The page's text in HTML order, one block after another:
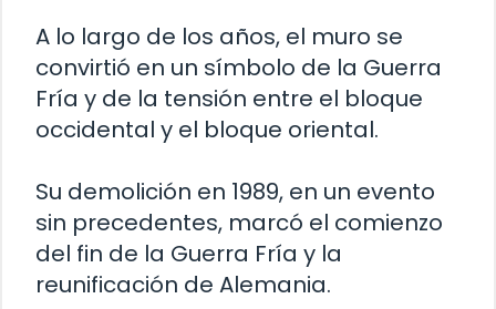
A lo largo de los años, el muro se
convirtió en un símbolo de la Guerra
Fría y de la tensión entre el bloque
occidental y el bloque oriental.
Su demolición en 1989, en un evento
sin precedentes, marcó el comienzo
del fin de la Guerra Fría y la
reunificación de Alemania.